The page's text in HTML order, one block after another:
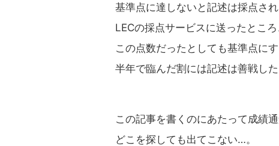
基準点に達しないと記述は採点さ
LECの採点サービスに送ったとこ
この点数だったとしても基準点に
半年で臨んだ割には記述は善戦した
この記事を書くのにあたって成績
どこを探しても出てこない…。